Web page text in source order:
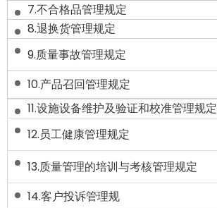
7.不合格品管理规定
8.退换货管理规定
9.质量事故管理规定
10.产品召回管理规定
11.设施设备维护及验证和校准管理规定
12.员工健康管理规定
13.质量管理的培训与考核管理规定
14.客户投诉管理规